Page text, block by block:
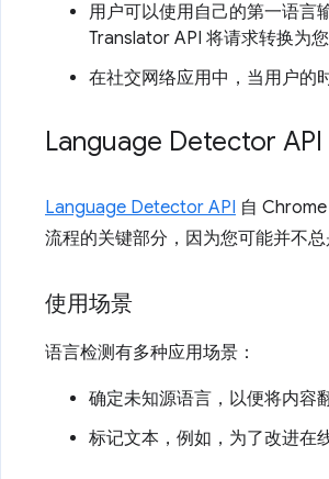
用户可以使用自己的第一语言
Translator API 将请求转换为
在社交网络应用中，当用户的
Language Detector API
Language Detector API 自
流程的关键部分，因为您可能并不总
使用场景
语言检测有多种应用场景：
确定未知源语言，以便将内容
标记文本，例如，为了改进在